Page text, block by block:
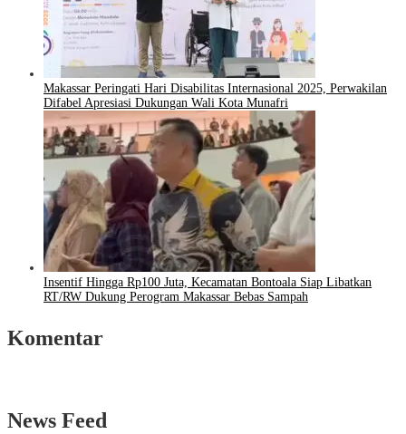
Makassar Peringati Hari Disabilitas Internasional 2025, Perwakilan
Difabel Apresiasi Dukungan Wali Kota Munafri
Insentif Hingga Rp100 Juta, Kecamatan Bontoala Siap Libatkan
RT/RW Dukung Perogram Makassar Bebas Sampah
Komentar
News Feed